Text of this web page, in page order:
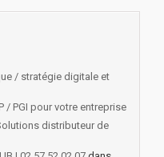
/ stratégie digitale et
/ PGI pour votre entreprise
distributeur de